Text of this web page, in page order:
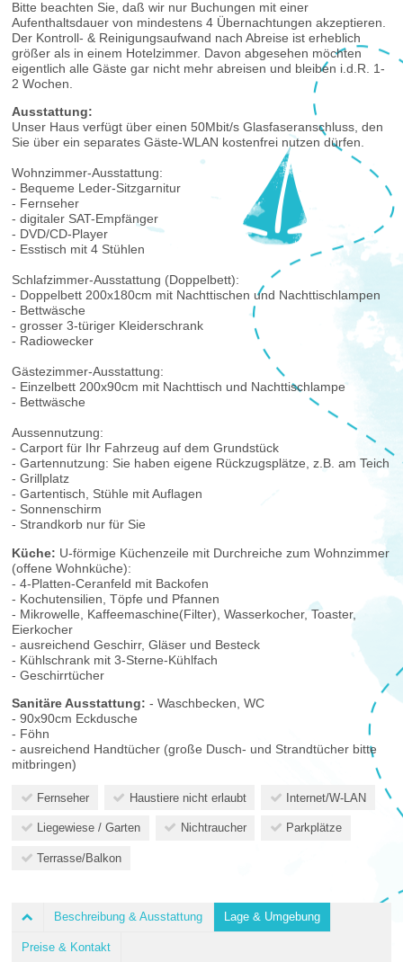
Bitte beachten Sie, daß wir nur Buchungen mit einer
Aufenthaltsdauer von mindestens 4 Übernachtungen akzeptieren.
Der Kontroll- & Reinigungsaufwand nach Abreise ist erheblich
größer als in einem Hotelzimmer. Davon abgesehen möchten
eigentlich alle Gäste gar nicht mehr abreisen und bleiben i.d.R. 1-
2 Wochen.
Ausstattung:
Unser Haus verfügt über einen 50Mbit/s Glasfaseranschluss, den
Sie über ein separates Gäste-WLAN kostenfrei nutzen dürfen.
Wohnzimmer-Ausstattung:
- Bequeme Leder-Sitzgarnitur
- Fernseher
- digitaler SAT-Empfänger
- DVD/CD-Player
- Esstisch mit 4 Stühlen
Schlafzimmer-Ausstattung (Doppelbett):
- Doppelbett 200x180cm mit Nachttischen und Nachttischlampen
- Bettwäsche
- grosser 3-türiger Kleiderschrank
- Radiowecker
Gästezimmer-Ausstattung:
- Einzelbett 200x90cm mit Nachttisch und Nachttischlampe
- Bettwäsche
Aussennutzung:
- Carport für Ihr Fahrzeug auf dem Grundstück
- Gartennutzung: Sie haben eigene Rückzugsplätze, z.B. am Teich
- Grillplatz
- Gartentisch, Stühle mit Auflagen
- Sonnenschirm
- Strandkorb nur für Sie
Küche: U-förmige Küchenzeile mit Durchreiche zum Wohnzimmer
(offene Wohnküche):
- 4-Platten-Ceranfeld mit Backofen
- Kochutensilien, Töpfe und Pfannen
- Mikrowelle, Kaffeemaschine(Filter), Wasserkocher, Toaster,
Eierkocher
- ausreichend Geschirr, Gläser und Besteck
- Kühlschrank mit 3-Sterne-Kühlfach
- Geschirrtücher
Sanitäre Ausstattung: - Waschbecken, WC
- 90x90cm Eckdusche
- Föhn
- ausreichend Handtücher (große Dusch- und Strandtücher bitte
mitbringen)
Fernseher Haustiere nicht erlaubt Internet/W-LAN
Liegewiese / Garten Nichtraucher Parkplätze
Terrasse/Balkon
Beschreibung & Ausstattung Lage & Umgebung
Preise & Kontakt